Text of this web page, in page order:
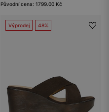
Původní cena: 1799.00 Kč
Výprodej 48%